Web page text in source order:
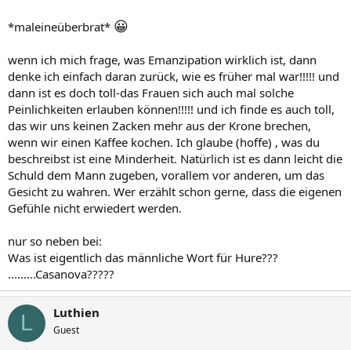
sie, dann ist er auf einmal ein Schuft, ein Schwein, der einen nur
ausgenützt hat. Nun ja....... wer sich wie eine Hure benimmt, wird
So........ und jetzt warte ich auf die Prügel von Euch.
*maleineüberbrat* 😀
wenn ich mich frage, was Emanzipation wirklich ist, dann
denke ich einfach daran zurück, wie es früher mal war!!!!! und
dann ist es doch toll-das Frauen sich auch mal solche
Peinlichkeiten erlauben können!!!!! und ich finde es auch toll,
das wir uns keinen Zacken mehr aus der Krone brechen,
wenn wir einen Kaffee kochen. Ich glaube (hoffe) , was du
beschreibst ist eine Minderheit. Natürlich ist es dann leicht die
Schuld dem Mann zugeben, vorallem vor anderen, um das
Gesicht zu wahren. Wer erzählt schon gerne, dass die eigenen
Gefühle nicht erwiedert werden.
nur so neben bei:
Was ist eigentlich das männliche Wort für Hure???
.........Casanova?????
L Luthien
Guest